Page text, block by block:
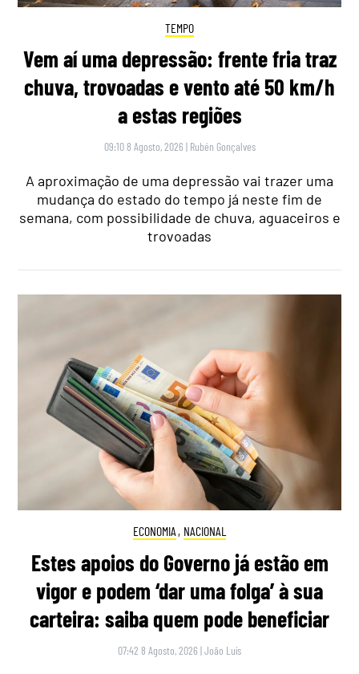
TEMPO
Vem aí uma depressão: frente fria traz
chuva, trovoadas e vento até 50 km/h
a estas regiões
09:10 8 Agosto, 2026 | Rubén Gonçalves
A aproximação de uma depressão vai trazer uma
mudança do estado do tempo já neste fim de
semana, com possibilidade de chuva, aguaceiros e
trovoadas
ECONOMIA , NACIONAL
Estes apoios do Governo já estão em
vigor e podem ‘dar uma folga’ à sua
carteira: saiba quem pode beneficiar
07:42 8 Agosto, 2026 |João Luís